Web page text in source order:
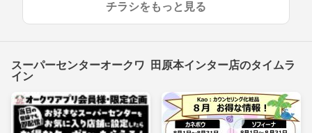
チラシをもっと見る
スーパーセンターオークワ 田原本インター店のタイムラ
イン